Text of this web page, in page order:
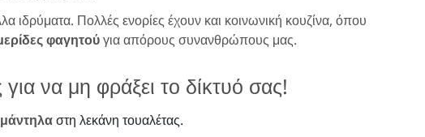
ιδρύματα. Πολλές ενορίες έχουν και κοινωνική κουζίνα, όπου
φαγητούγια απόρους συνανθρώπους μας.
να μη φράξει το δίκτυό σας!
στη λεκάνη τουαλέτας.